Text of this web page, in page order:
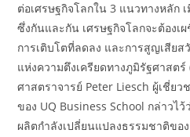
ต่อเศรษฐกิจโลกใน 3 แนวทางหลัก
ซึ่งกันและกัน เศรษฐกิจโลกจะต้องเ
การเติบโตที่ลดลง และการสูญเสีย
แห่งความตึงเครียดทางภูมิรัฐศาสตร์
ศาสตราจารย์ Peter Liesch ผู้เชี่ย
ของ UQ Business School กล่าวไ
ผลิตกำลังเปลี่ยนแปลงธรรมชาติขอ